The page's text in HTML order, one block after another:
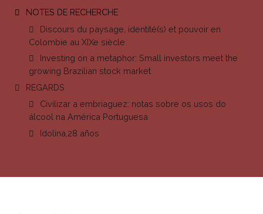
NOTES DE RECHERCHE
Discours du paysage, identité(s) et pouvoir en
Colombie au XIXe siècle
Investing on a metaphor: Small investors meet the
growing Brazilian stock market
REGARDS
Civilizar a embriaguez: notas sobre os usos do
álcool na América Portuguesa
Idolina,28 años